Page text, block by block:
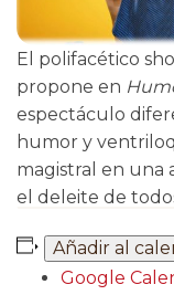
El polifacético
propone en
espectáculo
humor y
magistral en una
el deleite de
Añadir al
Google